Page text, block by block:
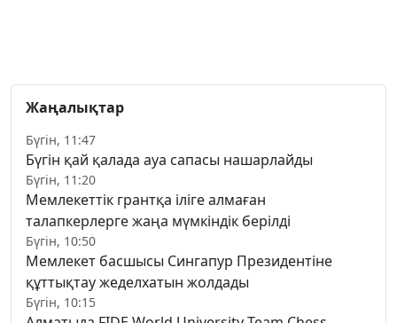
Жаңалықтар
Бүгін, 11:47
Бүгін қай қалада ауа сапасы нашарлайды
Бүгін, 11:20
Мемлекеттік грантқа іліге алмаған
талапкерлерге жаңа мүмкіндік берілді
Бүгін, 10:50
Мемлекет басшысы Сингапур Президентіне
құттықтау жеделхатын жолдады
Бүгін, 10:15